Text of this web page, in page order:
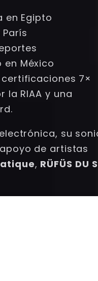
en Egipto
México
7×
la RIAA y una
su
de artistas
, RÜFÜS DU